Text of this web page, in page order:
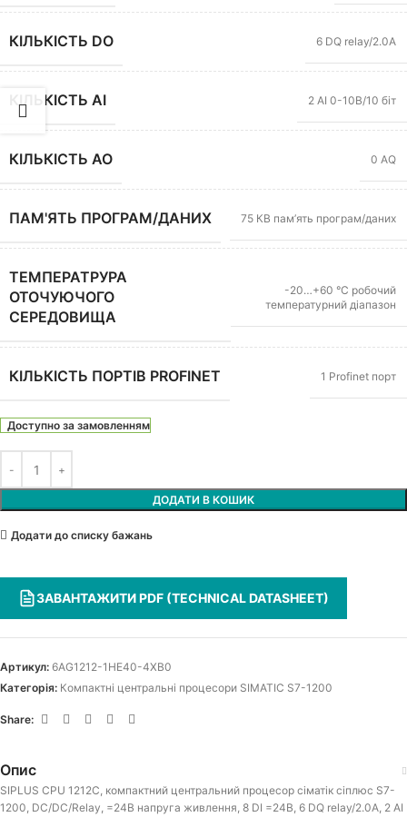
КІЛЬКІСТЬ DO 6 DQ relay/2.0А
КІЛЬКІСТЬ AI 2 АІ 0-10В/10 біт
КІЛЬКІСТЬ AO 0 АQ
ПАМ'ЯТЬ ПРОГРАМ/ДАНИХ 75 КВ пам’ять програм/даних
ТЕМПЕРАТРУРА
ОТОЧУЮЧОГО
СЕРЕДОВИЩА
-20…+60 °C робочий
температурний діапазон
КІЛЬКІСТЬ ПОРТІВ PROFINET 1 Profinet порт
Доступно за замовленням
ДОДАТИ В КОШИК
Додати до списку бажань
ЗАВАНТАЖИТИ PDF (TECHNICAL DATASHEET)
Артикул: 6AG1212-1HE40-4XB0
Категорія: Компактні центральні процесори SIMATIC S7-1200
Share:
Опис
SIPLUS CPU 1212C, компактний центральний процесор сіматік сіплюс S7-
1200, DC/DC/Relay, =24В напруга живлення, 8 DI =24В, 6 DQ relay/2.0А, 2 АІ